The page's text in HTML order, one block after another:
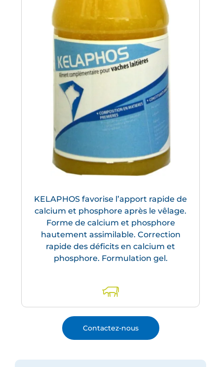
KELAPHOS favorise l’apport rapide de
calcium et phosphore après le vêlage.
Forme de calcium et phosphore
hautement assimilable. Correction
rapide des déficits en calcium et
phosphore. Formulation gel.
Contactez-nous